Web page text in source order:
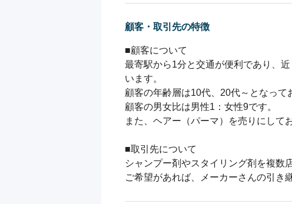
顧客・取引先の特徴
■顧客について
最寄駅から1分と交通が便利であり、
います。
顧客の年齢層は10代、20代～となって
顧客の男女比は男性1：女性9です。
また、ヘアー（パーマ）を売りにして
■取引先について
シャンプー剤やスタイリング剤を複数
ご希望があれば、メーカーさんの引き